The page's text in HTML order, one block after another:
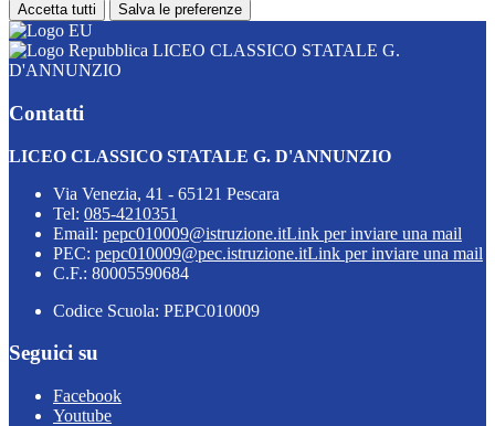
Accetta tutti Salva le preferenze
LICEO CLASSICO STATALE G.
D'ANNUNZIO
Contatti
LICEO CLASSICO STATALE G. D'ANNUNZIO
Via Venezia, 41 - 65121 Pescara
Tel: 085-4210351
Email: pepc010009@istruzione.itLink per inviare una mail
PEC: pepc010009@pec.istruzione.itLink per inviare una mail
C.F.: 80005590684
Codice Scuola: PEPC010009
Seguici su
Facebook
Youtube